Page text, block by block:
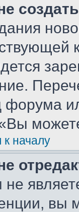
форума
к началу
не
вы